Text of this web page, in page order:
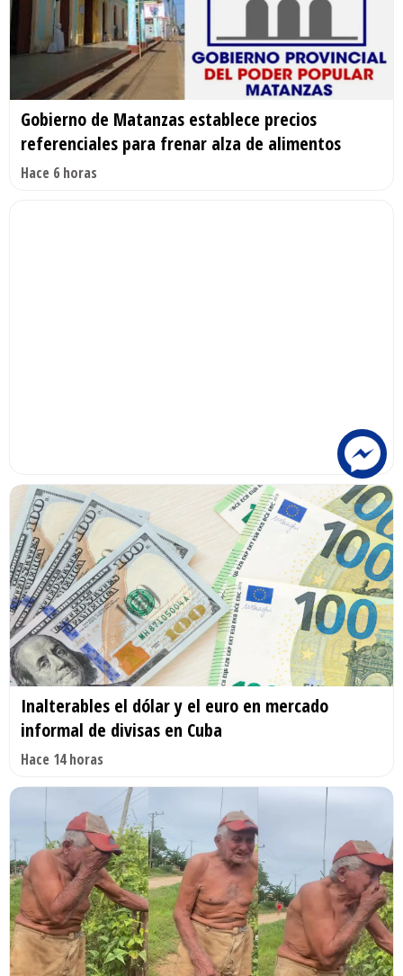
Gobierno de Matanzas establece precios
referenciales para frenar alza de alimentos
Hace 6 horas
Inalterables el dólar y el euro en mercado
informal de divisas en Cuba
Hace 14 horas